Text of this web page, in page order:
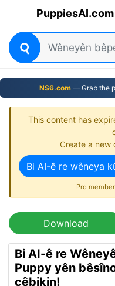
PuppiesAI.com
NS6.com — Grab the
This content has
Create a new
Bi AI-ê re wêneya
Pro
Download
Bi AI-ê re
Puppy yên
çêbikin!